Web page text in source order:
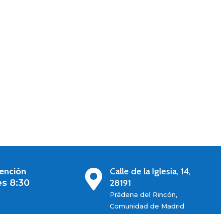
8:30

Calle de la Iglesia, 14,
28191
Prádena del Rincón,
Comunidad de Madrid